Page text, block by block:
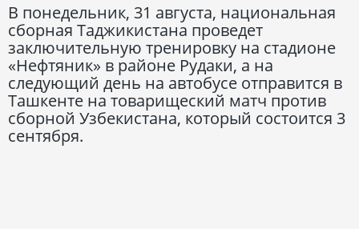
В понедельник, 31 августа, национальная
сборная Таджикистана проведет
заключительную тренировку на стадионе
«Нефтяник» в районе Рудаки, а на
следующий день на автобусе отправится в
Ташкенте на товарищеский матч против
сборной Узбекистана, который состоится 3
сентября.